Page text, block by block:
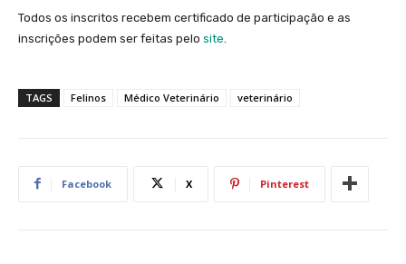
Todos os inscritos recebem certificado de participação e as
inscrições podem ser feitas pelo site
TAGS Felinos Médico Veterinário veterinário
Facebook X Pinterest